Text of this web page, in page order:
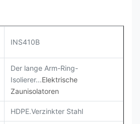
INS410B
Der lange Arm-Ring-
Isolierer...Elektrische
Zaunisolatoren
HDPE.Verzinkter Stahl